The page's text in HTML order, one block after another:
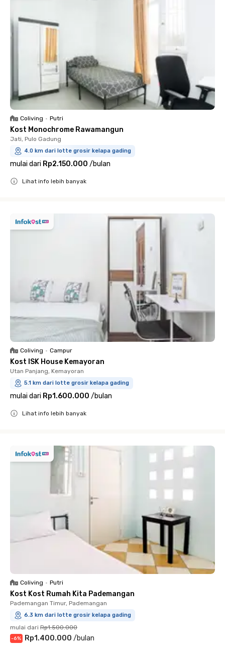
Coliving • Putri
Kost Monochrome Rawamangun
Jati, Pulo Gadung
4.0 km dari lotte grosir kelapa gading
mulai dari Rp2.150.000 /bulan
Lihat info lebih banyak
Coliving • Campur
Kost ISK House Kemayoran
Utan Panjang, Kemayoran
5.1 km dari lotte grosir kelapa gading
mulai dari Rp1.600.000 /bulan
Lihat info lebih banyak
Coliving • Putri
Kost Kost Rumah Kita Pademangan
Pademangan Timur, Pademangan
6.3 km dari lotte grosir kelapa gading
mulai dari Rp1.500.000
-6% Rp1.400.000 /bulan